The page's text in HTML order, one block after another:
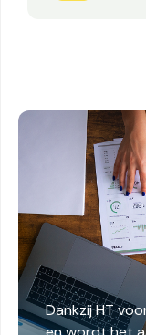
Dankzij HT